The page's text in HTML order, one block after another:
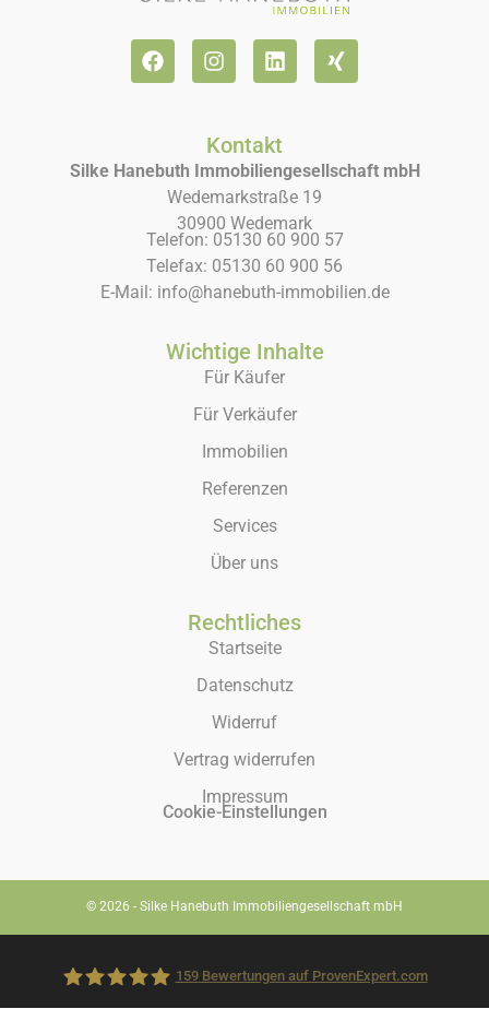
Kontakt
Silke Hanebuth Immobiliengesellschaft mbH
Wedemarkstraße 19
30900 Wedemark
Telefon: 05130 60 900 57
Telefax: 05130 60 900 56
E-Mail: info@hanebuth-immobilien.de
Wichtige Inhalte
Für Käufer
Für Verkäufer
Immobilien
Referenzen
Services
Über uns
Rechtliches
Startseite
Datenschutz
Widerruf
Vertrag widerrufen
Impressum
Cookie-Einstellungen
© 2026 - Silke Hanebuth Immobiliengesellschaft mbH
159Bewertungen auf ProvenExpert.com